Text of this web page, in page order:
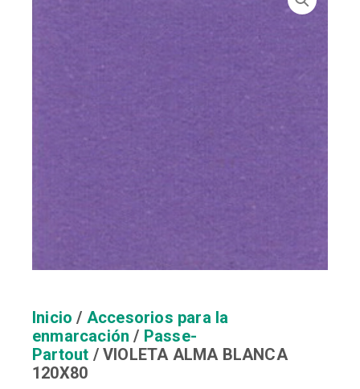
Inicio / Accesorios para la
enmarcación / Passe-
Partout / VIOLETA ALMA BLANCA
120X80